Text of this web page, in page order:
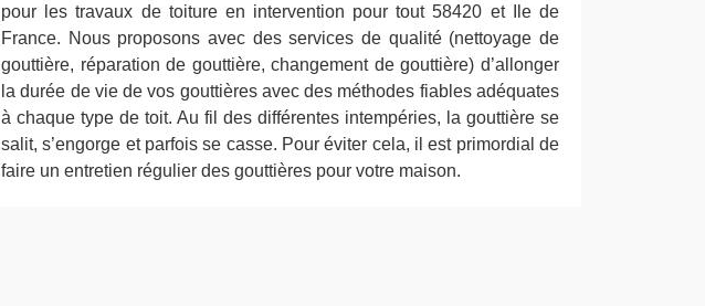
pour les travaux de toiture en intervention pour tout 58420 et Ile de
France. Nous proposons avec des services de qualité (nettoyage de
gouttière, réparation de gouttière, changement de gouttière) d’allonger
la durée de vie de vos gouttières avec des méthodes fiables adéquates
à chaque type de toit. Au fil des différentes intempéries, la gouttière se
salit, s’engorge et parfois se casse. Pour éviter cela, il est primordial de
faire un entretien régulier des gouttières pour votre maison.